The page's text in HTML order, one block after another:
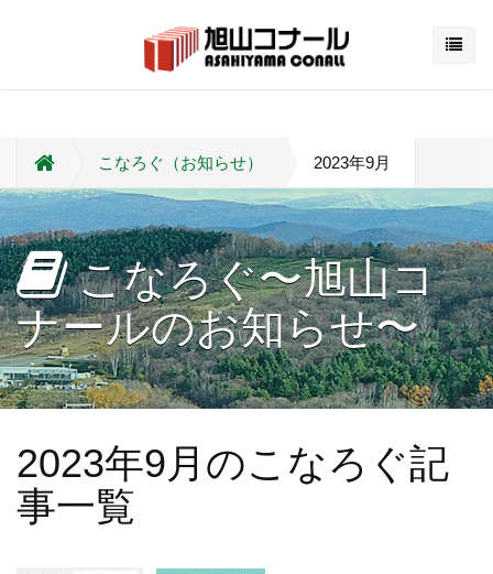
こなろぐ（お知らせ） 2023年9月
こなろぐ〜旭山コ
ナールのお知らせ〜
2023年9月のこなろぐ記
事一覧